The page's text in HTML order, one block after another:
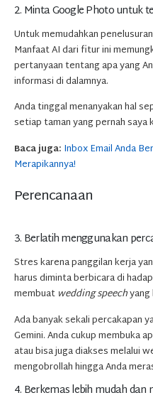
2. Minta Google Photo untuk
Untuk memudahkan
Manfaat AI dari fitur ini
pertanyaan tentang apa yang
informasi di dalamnya.
Anda tinggal menanyakan hal
setiap taman yang pernah saya
Baca juga: Inbox Email Anda
Merapikannya!
Perencanaan
3. Berlatih menggunakan
Stres karena panggilan kerja
harus diminta berbicara di
membuat wedding speech
Ada banyak sekali percakapan
Gemini. Anda cukup membuka
atau bisa juga diakses melalui
mengobrollah hingga Anda
4. Berkemas lebih mudah dan